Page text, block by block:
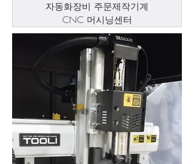
자동화장비 주문제작기계
CNC 머시닝센터